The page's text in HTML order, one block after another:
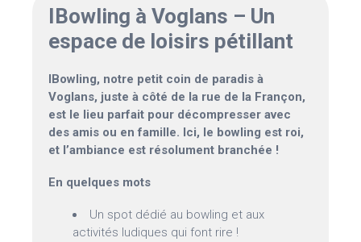
IBowling à Voglans – Un
espace de loisirs pétillant
IBowling, notre petit coin de paradis à
Voglans, juste à côté de la rue de la Françon,
est le lieu parfait pour décompresser avec
des amis ou en famille. Ici, le bowling est roi,
et l’ambiance est résolument branchée !
En quelques mots
Un spot dédié au bowling et aux
activités ludiques qui font rire !